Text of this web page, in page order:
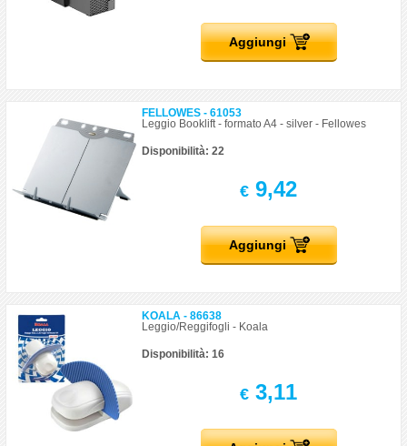
Aggiungi
FELLOWES - 61053
Leggio Booklift - formato A4 - silver - Fellowes
Disponibilità: 22
€ 9,42
Aggiungi
KOALA - 86638
Leggio/Reggifogli - Koala
Disponibilità: 16
€ 3,11